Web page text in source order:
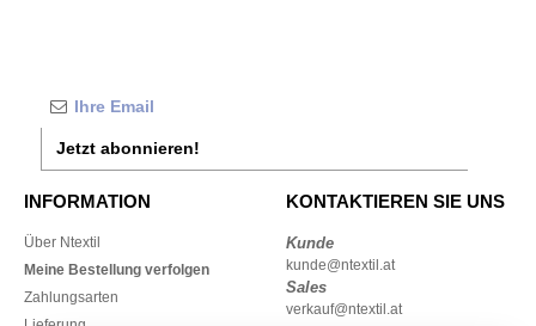
Jetzt abonnieren!
INFORMATION
Über Ntextil
Meine Bestellung verfolgen
Zahlungsarten
KONTAKTIEREN SIE UNS
Kunde
kunde@ntextil.at
Sales
verkauf@ntextil.at